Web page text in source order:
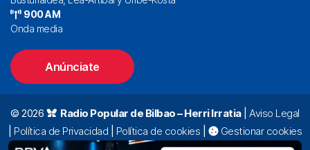
900 AM
Onda media
Anúnciate
© 2026 Radio Popular de Bilbao – Herri Irratia| Aviso Legal
Política de Privacidad Política de cookies
Gestionar cookies